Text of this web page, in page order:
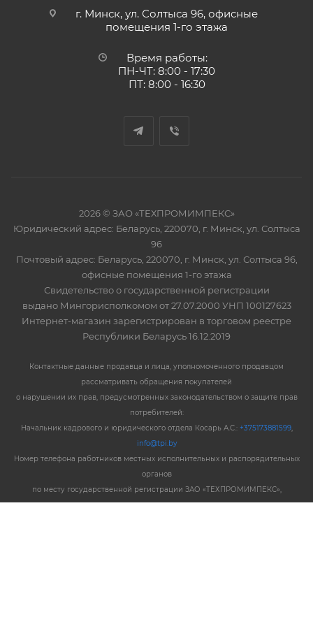
г. Минск, ул. Солтыса 96, офисные
помещения 1-го этажа
Время работы:
ПН-ЧТ: 8:00 - 17:30
ПТ: 8:00 - 16:30
2026 © ЗАО «ТЕХПРОМИМПЕКС»
Юридический адрес: Беларусь, 220070, г. Минск, ул. Солтыса
96
Почтовый адрес: Беларусь, 220070, г. Минск, ул. Солтыса 96,
офисные помещения 1-го этажа
Свидетельство о государственной регистрации
выдано Мингорисполкомом от 27.07.2000 УНП 100127623
Интернет-магазин зарегистрирован в торговом реестре
Республики Беларусь 16.12.2019
Контактные данные продавца и лица, уполномоченного продавцом
рассматривать обращения покупателей
о нарушении их прав, предусмотренных законодательством о защите прав
потребителей:
Начальник кадрового и юридического отдела Косарь А.С.: +375173881599,
info@tpi.by
Номер телефона работников местных исполнительных и распорядительных
органов
по месту государственной регистрации ЗАО «ТЕХПРОМИМПЕКС»,
уполномоченных рассматривать